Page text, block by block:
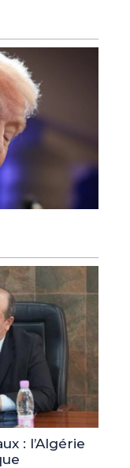
: l’Algérie